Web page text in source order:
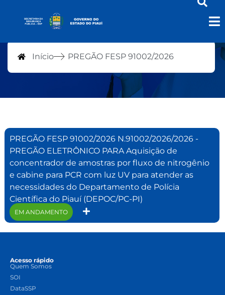
PREGÃO FESP 91002/2026
Início PREGÃO FESP 91002/2026
PREGÃO FESP 91002/2026 N.91002/2026/2026 -
PREGÃO ELETRÔNICO PARA Aquisição de
concentrador de amostras por fluxo de nitrogênio
e cabine para PCR com luz UV para atender as
necessidades do Departamento de Polícia
Científica do Piauí (DEPOC/PC-PI)
EM ANDAMENTO
Acesso rápido
Quem Somos
SOI
DataSSP